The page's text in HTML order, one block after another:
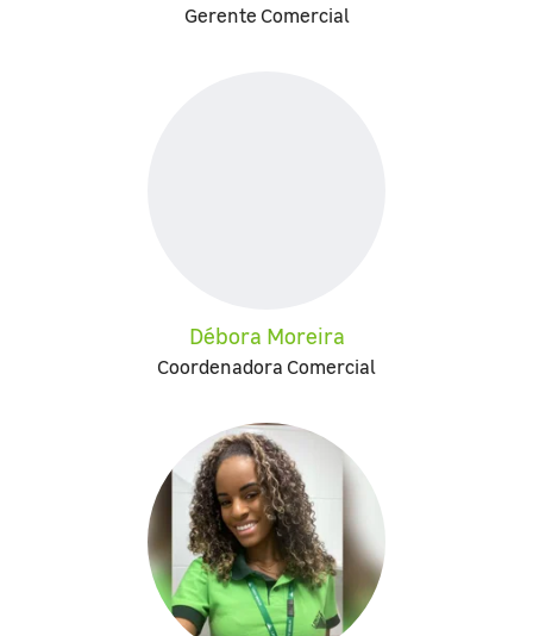
Gerente Comercial
Débora Moreira
Coordenadora Comercial